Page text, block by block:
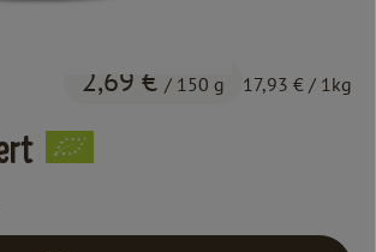
2,69 € / 150 g 17,93 € / 1kg